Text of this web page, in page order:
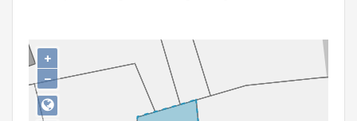
Gebeurtenis
Persoon of collectief
Downloads
+
−